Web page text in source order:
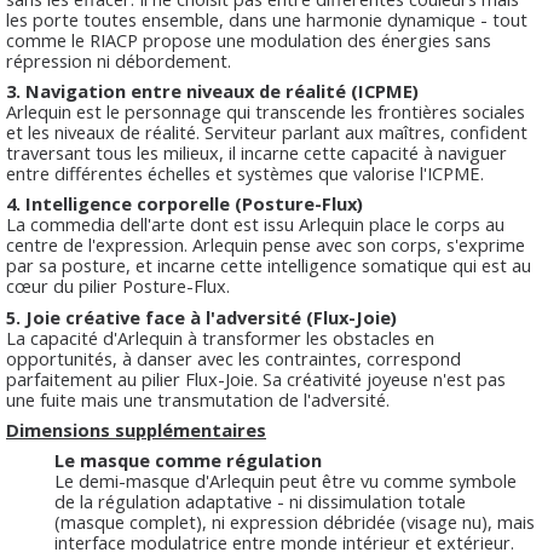
les porte toutes ensemble, dans une harmonie dynamique - tout
comme le RIACP propose une modulation des énergies sans
répression ni débordement.
3. Navigation entre niveaux de réalité (ICPME)
Arlequin est le personnage qui transcende les frontières sociales
et les niveaux de réalité. Serviteur parlant aux maîtres, confident
traversant tous les milieux, il incarne cette capacité à naviguer
entre différentes échelles et systèmes que valorise l'ICPME.
4. Intelligence corporelle (Posture-Flux)
La commedia dell'arte dont est issu Arlequin place le corps au
centre de l'expression. Arlequin pense avec son corps, s'exprime
par sa posture, et incarne cette intelligence somatique qui est au
cœur du pilier Posture-Flux.
5. Joie créative face à l'adversité (Flux-Joie)
La capacité d'Arlequin à transformer les obstacles en
opportunités, à danser avec les contraintes, correspond
parfaitement au pilier Flux-Joie. Sa créativité joyeuse n'est pas
une fuite mais une transmutation de l'adversité.
Dimensions supplémentaires
Le masque comme régulation
Le demi-masque d'Arlequin peut être vu comme symbole
de la régulation adaptative - ni dissimulation totale
(masque complet), ni expression débridée (visage nu), mais
interface modulatrice entre monde intérieur et extérieur.